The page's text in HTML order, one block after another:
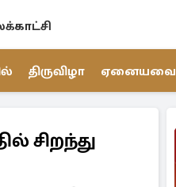
திருவிழா ஏனையவை
சிறந்து